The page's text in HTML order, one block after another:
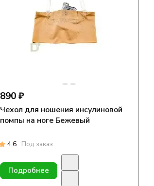
890 ₽
Чехол для ношения инсулиновой
помпы на ноге Бежевый
4.6 Под заказ
Подробнее